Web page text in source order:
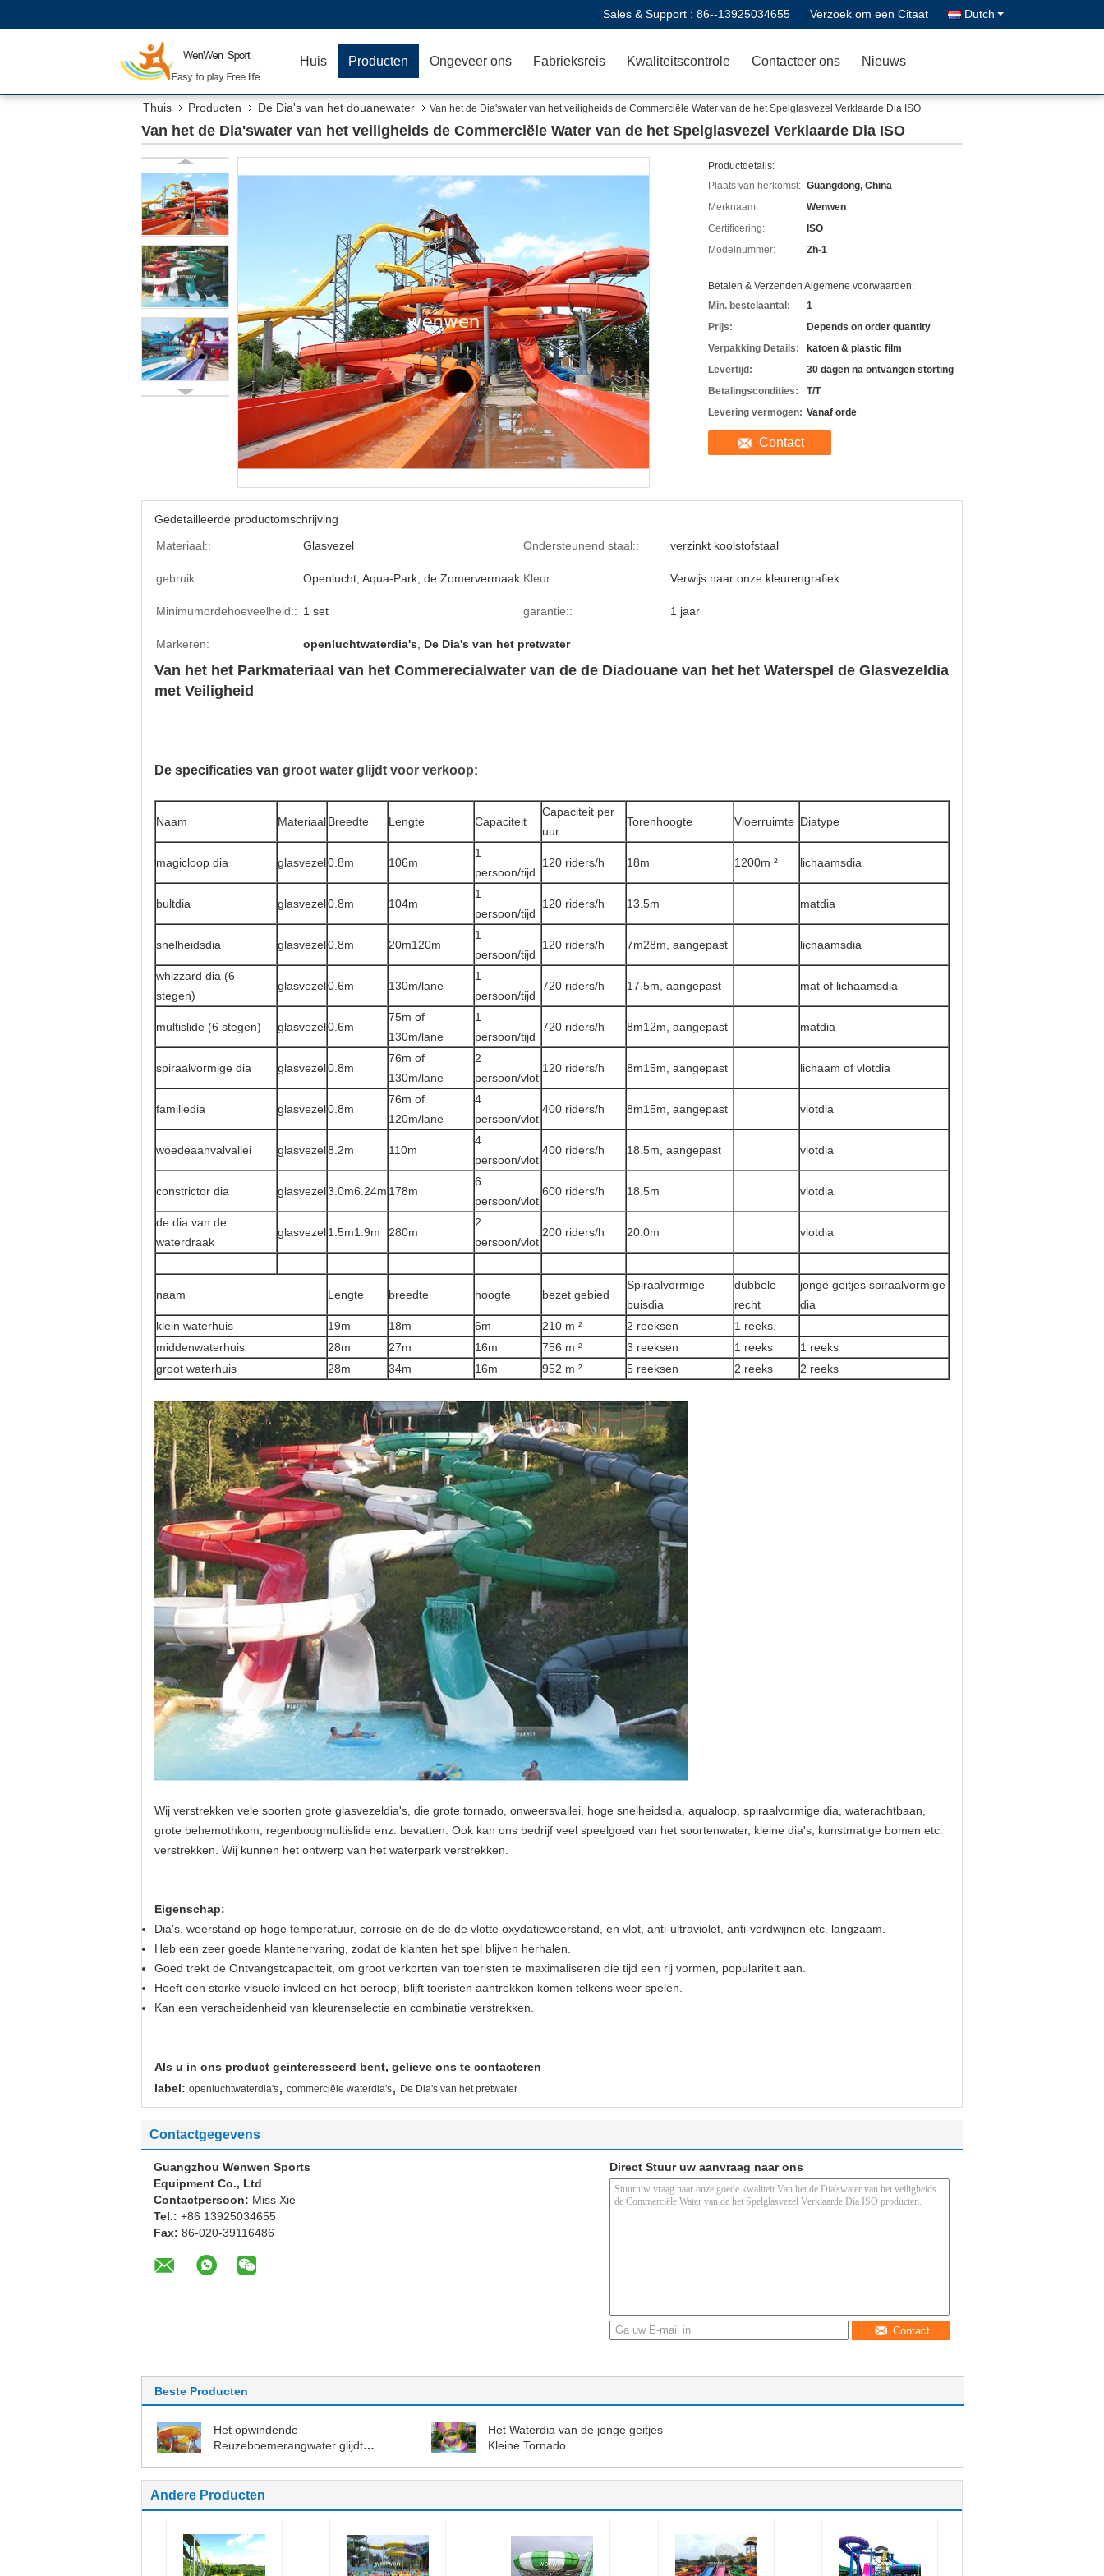
Sales & Support : 86--13925034655 Verzoek om een Citaat Dutch
Huis Producten Ongeveer ons Fabrieksreis Kwaliteitscontrole Contacteer ons Nieuws
Thuis Producten De Dia's van het douanewater Van het de Dia'swater van het veiligheids de Commerciële Water van de het Spelglasvezel Verklaarde Dia ISO
Van het de Dia'swater van het veiligheids de Commerciële Water van de het Spelglasvezel Verklaarde Dia ISO
Productdetails:
Plaats van herkomst: Guangdong, China
Merknaam:
Wenwen
Certificering:
ISO
Modelnummer:
Zh-1
Betalen & Verzenden Algemene voorwaarden:
Min. bestelaantal:
1
Prijs:
Depends on order quantity
Verpakking Details:
katoen & plastic film
Levertijd:
30 dagen na ontvangen storting
Betalingscondities:
T/T
Levering vermogen: Vanaf orde
Contact
Gedetailleerde productomschrijving
Materiaal::
Glasvezel Ondersteunend staal:: verzinkt koolstofstaal
gebruik:: Openlucht, Aqua-Park, de Zomervermaak Kleur:: Verwijs naar onze kleurengrafiek
Minimumordehoeveelheid:: 1 set garantie:: 1 jaar
Markeren: openluchtwaterdia's De Dia's van het pretwater
Van het het Parkmateriaal van het Commerecialwater van de de Diadouane van het het Waterspel de Glasvezeldia
met Veiligheid
De specificaties van groot water glijdt voor verkoop:
Naam MateriaalBreedte Lengte Capaciteit
Capaciteit per
uur
Torenhoogte Vloerruimte Diatype
magicloop dia glasvezel0.8m 106m
1
persoon/tijd
120 riders/h 18m 1200m ² lichaamsdia
bultdia glasvezel0.8m 104m
1
persoon/tijd
120 riders/h 13.5m matdia
snelheidsdia glasvezel0.8m 20m120m
1
persoon/tijd
120 riders/h 7m28m, aangepast lichaamsdia
whizzard dia (6
stegen)
glasvezel0.6m 130m/lane
1
persoon/tijd
720 riders/h 17.5m, aangepast mat of lichaamsdia
multislide (6 stegen) glasvezel0.6m
75m of
130m/lane
1
persoon/tijd
720 riders/h 8m12m, aangepast matdia
spiraalvormige dia glasvezel0.8m
76m of
130m/lane
2
persoon/vlot
120 riders/h 8m15m, aangepast lichaam of vlotdia
familiedia glasvezel0.8m
76m of
120m/lane
4
persoon/vlot
400 riders/h 8m15m, aangepast vlotdia
woedeaanvalvallei glasvezel8.2m 110m
4
persoon/vlot
400 riders/h 18.5m, aangepast vlotdia
constrictor dia glasvezel3.0m6.24m 178m
6
persoon/vlot
600 riders/h 18.5m vlotdia
de dia van de
waterdraak
glasvezel1.5m1.9m 280m
2
persoon/vlot
200 riders/h 20.0m vlotdia
naam Lengte breedte hoogte bezet gebied
Spiraalvormige
buisdia
dubbele
recht
jonge geitjes spiraalvormige
dia
klein waterhuis
19m 18m 6m 210 m ² 2 reeksen
1 reeks.
middenwaterhuis
28m 27m 16m 756 m ² 3 reeksen 1 reeks
1 reeks
groot waterhuis
28m 34m 16m 952 m ² 5 reeksen 2 reeks 2 reeks
Wij verstrekken vele soorten grote glasvezeldia's, die grote tornado, onweersvallei, hoge snelheidsdia, aqualoop, spiraalvormige dia, waterachtbaan,
grote behemothkom, regenboogmultislide enz. bevatten. Ook kan ons bedrijf veel speelgoed van het soortenwater, kleine dia's, kunstmatige bomen etc.
verstrekken. Wij kunnen het ontwerp van het waterpark verstrekken.
Eigenschap:
Dia's, weerstand op hoge temperatuur, corrosie en de de de vlotte oxydatieweerstand, en vlot, anti-ultraviolet, anti-verdwijnen etc. langzaam.
Heb een zeer goede klantenervaring, zodat de klanten het spel blijven herhalen.
Goed trekt de Ontvangstcapaciteit, om groot verkorten van toeristen te maximaliseren die tijd een rij vormen, populariteit aan.
Heeft een sterke visuele invloed en het beroep, blijft toeristen aantrekken komen telkens weer spelen.
Kan een verscheidenheid van kleurenselectie en combinatie verstrekken.
Als u in ons product geinteresseerd bent, gelieve ons te contacteren
label: openluchtwaterdia's commerciële waterdia's De Dia's van het pretwater
Contactgegevens
Guangzhou Wenwen Sports
Equipment Co., Ltd
Contactpersoon: Miss Xie
Tel.: +86 13925034655
Fax: 86-020-39116486
Direct Stuur uw aanvraag naar ons
Contact
Beste Producten
Het opwindende
Reuzeboemerangwater glijdt
Het Waterdia van de jonge geitjes
Kleine Tornado
Andere Producten